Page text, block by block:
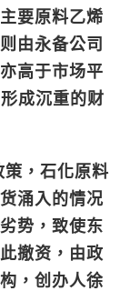
要原料乙烯
由永备公司
高于市场平
成沉重的财
，石化原料
涌入的情况
势，致使东
撤资，由政
，创办人徐